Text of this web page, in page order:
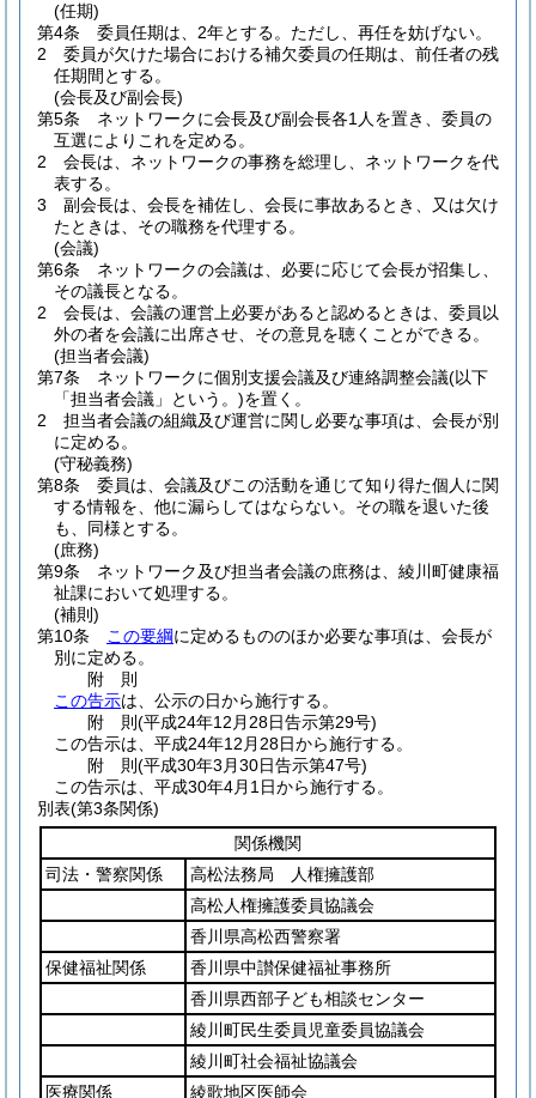
(任期)
第4条
委員任期は、2年とする。 ただし、再任を妨げない。
2
委員が欠けた場合における補欠委員の任期は、前任者の残
任期間とする。
(会長及び副会長)
第5条
ネットワークに会長及び副会長各1人を置き、委員の
互選によりこれを定める。
2
会長は、ネットワークの事務を総理し、ネットワークを代
表する。
3
副会長は、会長を補佐し、会長に事故あるとき、又は欠け
たときは、その職務を代理する。
(会議)
第6条
ネットワークの会議は、必要に応じて会長が招集し、
その議長となる。
2
会長は、会議の運営上必要があると認めるときは、委員以
外の者を会議に出席させ、その意見を聴くことができる。
(担当者会議)
第7条
ネットワークに個別支援会議及び連絡調整会議(以下
「担当者会議」という。)を置く。
2
担当者会議の組織及び運営に関し必要な事項は、会長が別
に定める。
(守秘義務)
第8条
委員は、会議及びこの活動を通じて知り得た個人に関
する情報を、他に漏らしてはならない。 その職を退いた後
も、同様とする。
(庶務)
第9条
ネットワーク及び担当者会議の庶務は、綾川町健康福
祉課において処理する。
(補則)
第10条
この要綱に定めるもののほか必要な事項は、会長が
別に定める。
附 則
この告示は、公示の日から施行する。
附 則(平成24年12月28日告示第29号)
この告示は、平成24年12月28日から施行する。
附 則(平成30年3月30日告示第47号)
この告示は、平成30年4月1日から施行する。
別表(第3条関係)
関係機関
司法・警察関係
高松法務局 人権擁護部
高松人権擁護委員協議会
香川県高松西警察署
保健福祉関係
香川県中讃保健福祉事務所
香川県西部子ども相談センター
綾川町民生委員児童委員協議会
綾川町社会福祉協議会
医療関係
綾歌地区医師会